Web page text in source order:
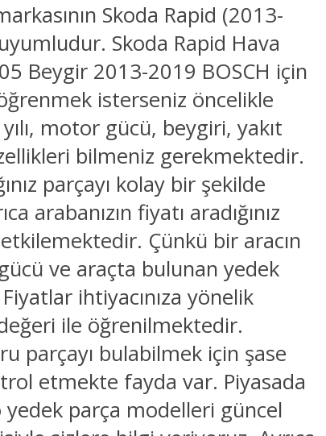
Skoda Rapid (2013-
Skoda Rapid Hava
Beygir 2013-2019 BOSCH için
isterseniz öncelikle
yılı, motor gücü, beygiri, yakıt
bilmeniz gerekmektedir.
parçayı kolay bir şekilde
arabanızın fiyatı aradığınız
etkilemektedir. Çünkü bir aracın
ve araçta bulunan yedek
ihtiyacınıza yönelik
ile öğrenilmektedir.
parçayı bulabilmek için şase
etmekte fayda var. Piyasada
parça modelleri güncel